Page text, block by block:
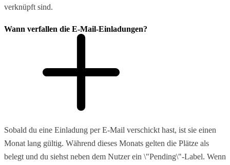
verknüpft sind.
Wann verfallen die E-Mail-Einladungen?
Sobald du eine Einladung per E-Mail verschickt hast, ist sie einen
Monat lang gültig. Während dieses Monats gelten die Plätze als
belegt und du siehst neben dem Nutzer ein \"Pending\"-Label. Wenn